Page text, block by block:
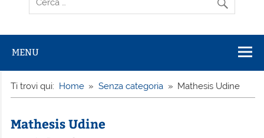
MENU
Ti trovi qui: Home Senza categoria Mathesis Udine
Mathesis Udine